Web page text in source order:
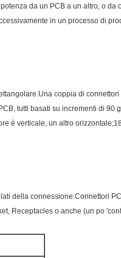
da un PCB a un altro, o da
in un processo di
coppia di
tutti basati su incrementi di 90
è verticale, un altro
della connessione.Connettori
Receptacles o anche (un po